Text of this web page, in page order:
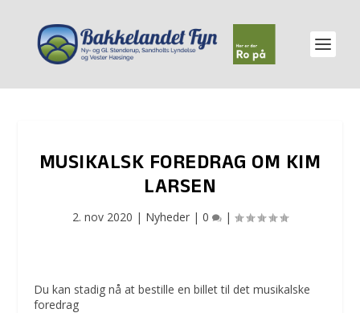
MUSIKALSK FOREDRAG OM KIM
LARSEN
2. nov 2020 | Nyheder | 0 |
Du kan stadig nå at bestille en billet til det musikalske
foredrag